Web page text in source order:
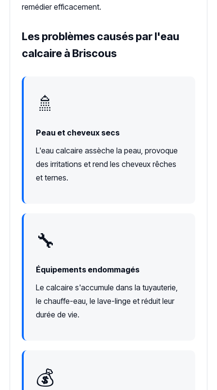
remédier efficacement.
Les problèmes causés par l'eau
calcaire à Briscous
🚿
Peau et cheveux secs
L'eau calcaire assèche la peau, provoque
des irritations et rend les cheveux rêches
et ternes.
🔧
Équipements endommagés
Le calcaire s'accumule dans la tuyauterie,
le chauffe-eau, le lave-linge et réduit leur
durée de vie.
💰